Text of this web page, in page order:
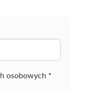
osobowych *